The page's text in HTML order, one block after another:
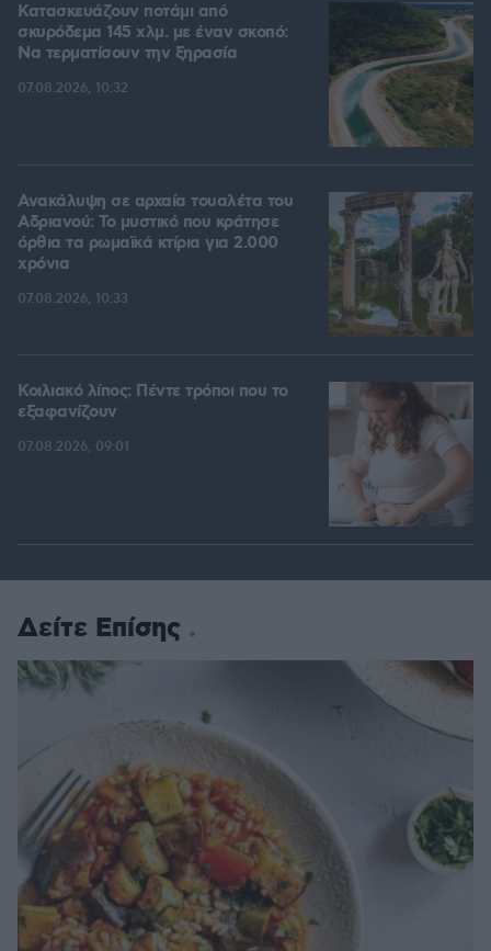
Κατασκευάζουν ποτάμι από
σκυρόδεμα 145 χλμ. με έναν σκοπό:
Να τερματίσουν την ξηρασία
07.08.2026, 10:32
Ανακάλυψη σε αρχαία τουαλέτα του
Αδριανού: Το μυστικό που κράτησε
όρθια τα ρωμαϊκά κτίρια για 2.000
χρόνια
07.08.2026, 10:33
Κοιλιακό λίπος: Πέντε τρόποι που το
εξαφανίζουν
07.08.2026, 09:01
Δείτε Επίσης